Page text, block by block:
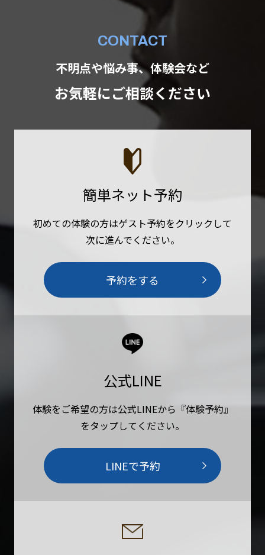
CONTACT
不明点や悩み事、体験会など
お気軽にご相談ください
簡単ネット予約
初めての体験の方はゲスト予約をクリックして
次に進んでください。
予約をする
公式LINE
体験をご希望の方は公式LINEから『体験予約』
をタップしてください。
LINEで予約